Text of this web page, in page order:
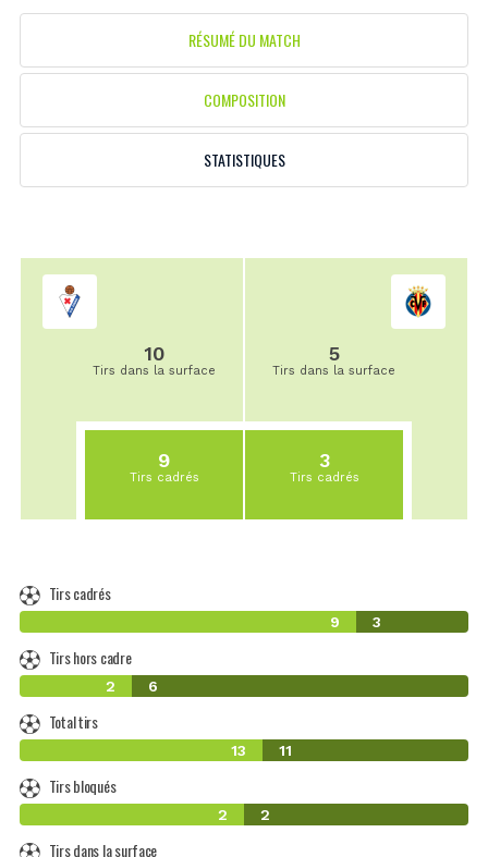
RÉSUMÉ DU MATCH
COMPOSITION
STATISTIQUES
10
Tirs dans la surface
9
Tirs cadrés
5
Tirs dans la surface
3
Tirs cadrés
Tirs cadrés
9 3
Tirs hors cadre
2 6
Total tirs
13 11
Tirs bloqués
2 2
Tirs dans la surface